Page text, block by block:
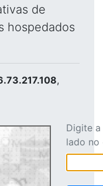
de
hospedados
,
Digite
lado no